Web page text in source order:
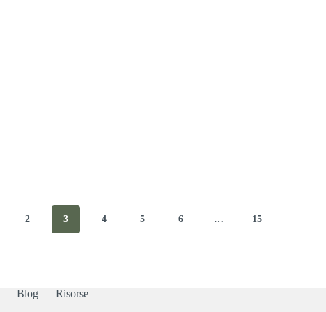
2 3 4 5 6 … 15
Blog
Risorse